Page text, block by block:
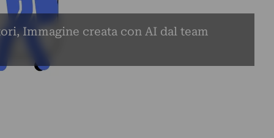
Immagine creata con AI dal team